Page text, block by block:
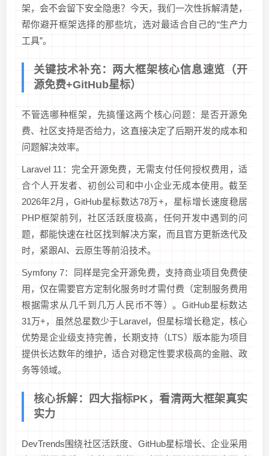
架，会不会留下安全隐患？今天，我们一次性拆解清楚，
帮你避开框架选择的那些坑，选对最适合自己的“生产力
工具”。
关键技术补充：两大框架核心信息速览（开
源免费+GitHub星标）
不管选哪种框架，先搞懂这两个核心问题：是否开源免
费、社区支持是否给力，这直接决定了后期开发的成本和
问题解决效率。
Laravel 11：完全开源免费，无需支付任何授权费用，适
合个人开发者、初创公司和中小企业无成本使用。截至
2026年2月，GitHub星标数达78万+，星标增长速度稳居
PHP框架前列，社区活跃度极高，任何开发中遇到的问
题，都能快速在社区找到解决方案，而且官方更新迭代及
时，紧跟AI、云原生等前沿技术。
Symfony 7：同样是完全开源免费，支持商业项目免费使
用，仅在需要官方定制化服务时才需付费（定制服务费用
根据需求从几千到几万人民币不等）。GitHub星标数达
31万+，虽然总星数少于Laravel，但星标增长稳定，核心
优势是企业级支持完善，长期支持（LTS）版本能为项目
提供长达数年的维护，适合对稳定性要求极高的金融、政
务等领域。
核心拆解：四大指标PK，看清两大框架真实
实力
DevTrends围绕社区活跃度、GitHub星标增长、企业采用